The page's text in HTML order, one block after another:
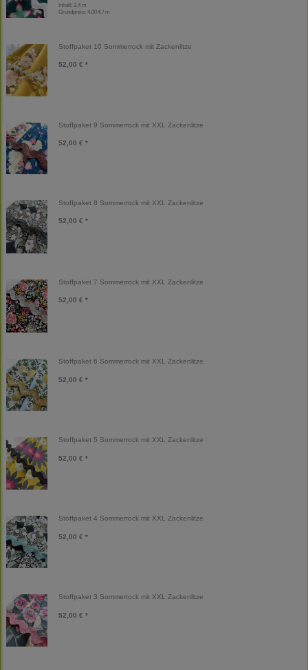
Inhalt: 2,4 m
Grundpreis: 4,00 € / m
Stoffpaket 10 Sommerrock mit Zackenlitze
52,00 € *
Stoffpaket 9 Sommerrock mit XXL Zackenlitze
52,00 € *
Stoffpaket 8 Sommerrock mit XXL Zackenlitze
52,00 € *
Stoffpaket 7 Sommerrock mit XXL Zackenlitze
52,00 € *
Stoffpaket 6 Sommerrock mit XXL Zackenlitze
52,00 € *
Stoffpaket 5 Sommerrock mit XXL Zackenlitze
52,00 € *
Stoffpaket 4 Sommerrock mit XXL Zackenlitze
52,00 € *
Stoffpaket 3 Sommerrock mit XXL Zackenlitze
52,00 € *